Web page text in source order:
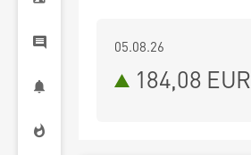
05.08.26
184,08 EUR